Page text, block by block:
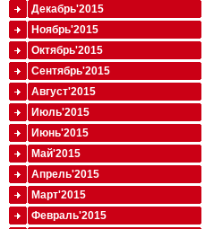
Декабрь'2015
Ноябрь'2015
Октябрь'2015
Сентябрь'2015
Август'2015
Июль'2015
Июнь'2015
Май'2015
Апрель'2015
Март'2015
Февраль'2015